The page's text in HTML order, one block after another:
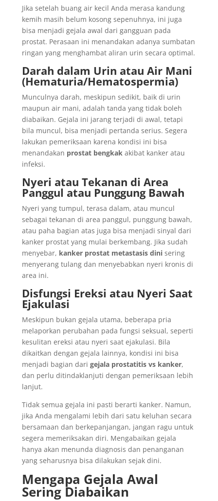
Jika setelah buang air kecil Anda merasa kandung
kemih masih belum kosong sepenuhnya, ini juga
bisa menjadi gejala awal dari gangguan pada
prostat. Perasaan ini menandakan adanya sumbatan
ringan yang menghambat aliran urin secara optimal.
Darah dalam Urin atau Air Mani
(Hematuria/Hematospermia)
Munculnya darah, meskipun sedikit, baik di urin
maupun air mani, adalah tanda yang tidak boleh
diabaikan. Gejala ini jarang terjadi di awal, tetapi
bila muncul, bisa menjadi pertanda serius. Segera
lakukan pemeriksaan karena kondisi ini bisa
menandakan prostat bengkakakibat kanker atau
infeksi.
Nyeri atau Tekanan di Area
Panggul atau Punggung Bawah
Nyeri yang tumpul, terasa dalam, atau muncul
sebagai tekanan di area panggul, punggung bawah,
atau paha bagian atas juga bisa menjadi sinyal dari
kanker prostat yang mulai berkembang. Jika sudah
menyebar, kanker prostat metastasis dinisering
menyerang tulang dan menyebabkan nyeri kronis di
area ini.
Disfungsi Ereksi atau Nyeri Saat
Ejakulasi
Meskipun bukan gejala utama, beberapa pria
melaporkan perubahan pada fungsi seksual, seperti
kesulitan ereksi atau nyeri saat ejakulasi. Bila
dikaitkan dengan gejala lainnya, kondisi ini bisa
menjadi bagian dari gejala prostatitis vs kanker,
dan perlu ditindaklanjuti dengan pemeriksaan lebih
lanjut.
Tidak semua gejala ini pasti berarti kanker. Namun,
jika Anda mengalami lebih dari satu keluhan secara
bersamaan dan berkepanjangan, jangan ragu untuk
segera memeriksakan diri. Mengabaikan gejala
hanya akan menunda diagnosis dan penanganan
yang seharusnya bisa dilakukan sejak dini.
Mengapa Gejala Awal
Sering Diabaikan